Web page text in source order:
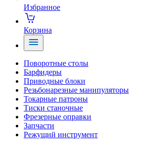
Избранное
Корзина
Поворотные столы
Барфидеры
Приводные блоки
Резьбонарезные манипуляторы
Токарные патроны
Тиски станочные
Фрезерные оправки
Запчасти
Режущий инструмент